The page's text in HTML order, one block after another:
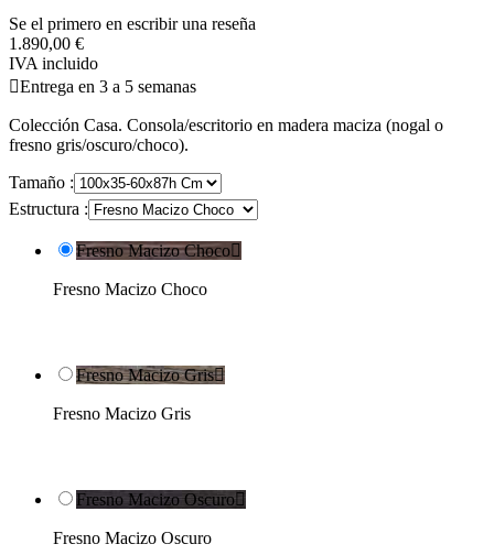
Se el primero en escribir una reseña
1.890,00 €
IVA incluido
Entrega en 3 a 5 semanas
Colección Casa. Consola/escritorio en madera maciza (nogal o
fresno gris/oscuro/choco).
Tamaño :
Estructura :
Fresno Macizo Choco
Fresno Macizo Choco
Fresno Macizo Gris
Fresno Macizo Gris
Fresno Macizo Oscuro
Fresno Macizo Oscuro